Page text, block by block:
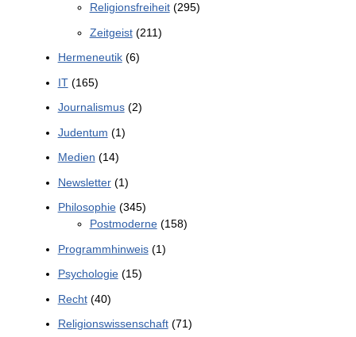
Religionsfreiheit(295)
Zeitgeist(211)
Hermeneutik(6)
IT(165)
Journalismus(2)
Judentum (1)
Medien (14)
Newsletter(1)
Philosophie(345)
Postmoderne(158)
Programmhinweis(1)
Psychologie(15)
Recht(40)
Religionswissenschaft(71)